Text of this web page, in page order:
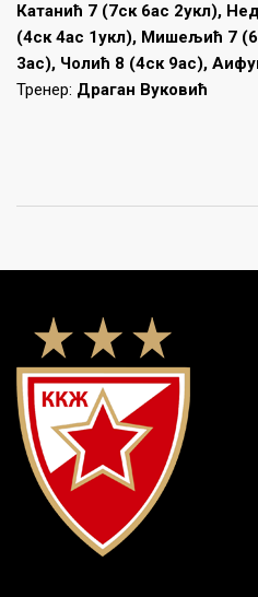
Катанић 7 (7ск 6ас 2укл),
(4ск 4ас 1укл), Мишељић 7
3ас), Чолић 8 (4ск 9ас),
Тренер: Драган Вуковић